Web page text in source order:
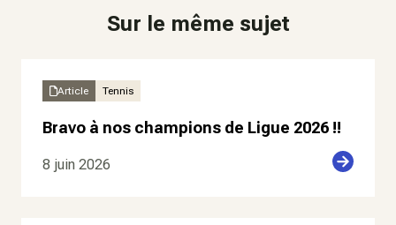
Sur le même sujet
Article Tennis
Bravo à nos champions de Ligue 2026 !!
8 juin 2026